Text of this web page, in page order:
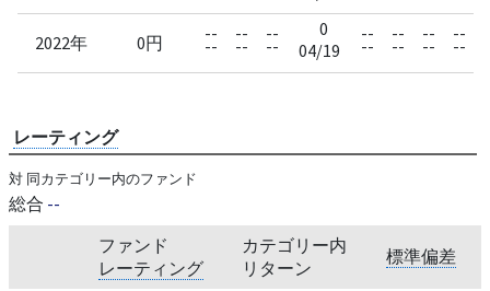
2022年 0円 --
--
--
--
--
--
0
04/19
--
--
--
--
--
--
--
--
レーティング
対 同カテゴリー内のファンド
総合 --
ファンド
レーティング
カテゴリー内
リターン
標準偏差